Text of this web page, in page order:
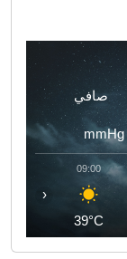
صافي
mmHg
09:00
39°C
‹